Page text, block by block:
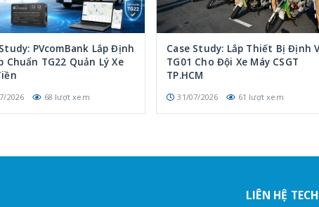
PVcomBank Lắp Định
Chuẩn TG22 Quản Lý Xe
2026 68 lượt xem
Case Study: Lắp Thiết Bị Định
TG01 Cho Đội Xe Máy CSGT
TP.HCM
31/07/2026 61 lượt xem
LIÊN HỆ